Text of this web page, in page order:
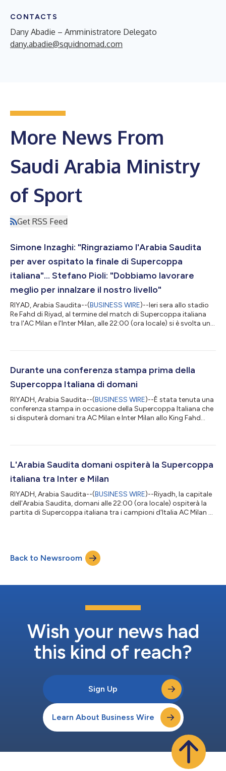
CONTACTS
Dany Abadie – Amministratore Delegato
dany.abadie@squidnomad.com
More News From
Saudi Arabia Ministry
of Sport
Get RSS Feed
Simone Inzaghi: "Ringraziamo l'Arabia Saudita
per aver ospitato la finale di Supercoppa
italiana"… Stefano Pioli: "Dobbiamo lavorare
meglio per innalzare il nostro livello"
RIYAD, Arabia Saudita--(BUSINESS WIRE)--Ieri sera allo stadio
Re Fahd di Riyad, al termine del match di Supercoppa italiana
tra l'AC Milan e l'Inter Milan, alle 22:00 (ora locale) si è svolta una
Season. Simone Inzaghi, allenatore dell'Inter Milan, ha
"L'Arabia Saudita è un paese amico, e sia io che la squadra ci si...
Durante una conferenza stampa prima della
Supercoppa Italiana di domani
RIYADH, Arabia Saudita--(BUSINESS WIRE)--È stata tenuta una
conferenza stampa in occasione della Supercoppa Italiana che
si disputerà domani tra AC Milan e Inter Milan allo King Fahd
eventi sportivi della seconda stagione di Diriyah. La conferenza
Calabria, i quali hanno presentato questo grande incontro.
L'Arabia Saudita domani ospiterà la Supercoppa
italiana tra Inter e Milan
RIYADH, Arabia Saudita--(BUSINESS WIRE)--Riyadh, la capitale
dell'Arabia Saudita, domani alle 22:00 (ora locale) ospiterà la
partita di Supercoppa italiana tra i campioni d'Italia AC Milan e i
atteso dagli appassionati di calcio dell'Arabia Saudita e di
tutto il mondo offrirà un'emozionante sfida pe...
Back to Newsroom
Wish your news had
this kind of reach?
Sign Up
Learn About Business Wire